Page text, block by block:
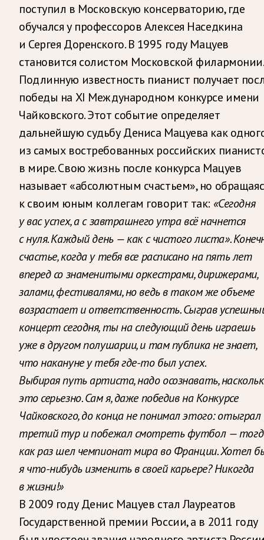
поступил в Московскую консерваторию, где
обучался у профессоров Алексея Наседкина
и Сергея Доренского. В 1995 году Мацуев
становится солистом Московской
Подлинную известность пианист получает
победы на XI Международном конкурсе имени
Чайковского. Этот событие определяет
дальнейшую судьбу Дениса Мацуева как
из самых востребованных российских
в мире. Свою жизнь после конкурса Мацуев
называет «абсолютным счастьем», но
к своим юным коллегам говорит так: «Сегодня
у вас успех, а с завтрашнего утра всё начнется
с нуля. Каждый день — как с чистого листа».
счастье, когда у тебя все расписано на пять лет
вперед со знаменитыми оркестрами, дирижерами,
залами, фестивалями, но ведь в таком же объеме
возрастает и ответственность. Сыграв
концерт сегодня, ты на следующий день играешь
уже в другом полушарии, и там публика не знает,
что накануне у тебя где-то был успех.
Выбирая путь артиста, надо осознавать,
это серьезно. Сам я, даже победив на Конкурсе
Чайковского, до конца не понимал этого: отыграл
третий тур и побежал смотреть футбол —
как раз шел чемпионат мира во Франции. Хотел
я что-нибудь изменить в своей карьере? Никогда
в жизни!»
В 2009 году Денис Мацуев стал Лауреатов
Государственной премии России, а в 2011 году